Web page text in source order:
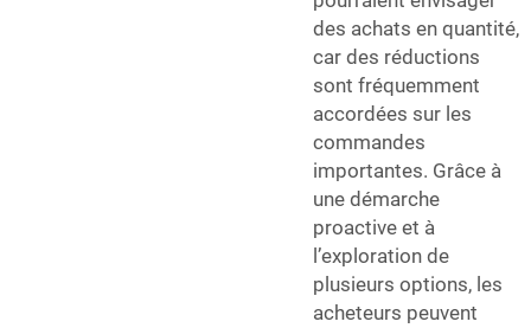
des achats en quantité,
car des réductions
sont fréquemment
accordées sur les
commandes
importantes. Grâce à
une démarche
proactive et à
l’exploration de
plusieurs options, les
acheteurs peuvent